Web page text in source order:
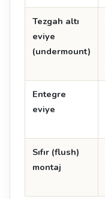
Tezgah altı
eviye
(undermount)
Entegre
eviye
Sıfır (flush)
montaj